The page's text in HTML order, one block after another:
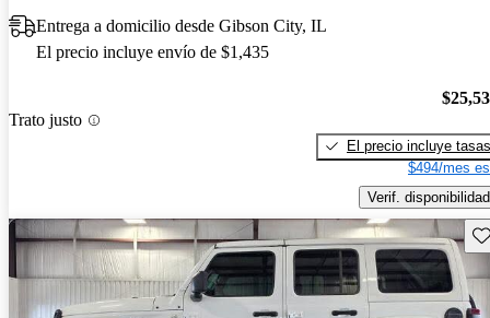
Entrega a domicilio desde Gibson City, IL
El precio incluye envío de $1,435
Trato justo
El precio incluye tasas
$494/mes
Verif. disponibilidad